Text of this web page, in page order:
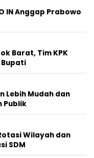
IN Anggap Prabowo
Barat, Tim KPK
Bupati
Lebih Mudah dan
Publik
Wilayah dan
SDM